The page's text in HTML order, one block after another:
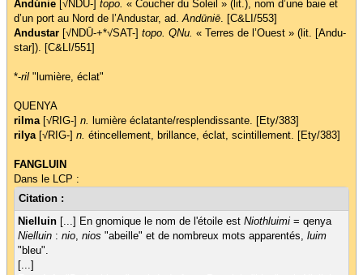
Andúnie [√NDŪ-] topo. « Coucher du Soleil » (lit.), nom d’une baie et
d’un port au Nord de l’Andustar, ad.Andūniē. [C&LI/553]
Andustar [√NDŪ-+*√SAT-] topo. QNu. « Terres de l’Ouest » (lit. [Andu-
star]). [C&LI/551]
*-ril "lumière, éclat"
QUENYA
rilma [√RIG-] n. lumière éclatante/resplendissante. [Ety/383]
rilya [√RIG-] n. étincellement, brillance, éclat, scintillement. [Ety/383]
FANGLUIN
Dans le LCP :
Citation :
Nielluin [...] En gnomique le nom de l'étoile est Niothluimi = qenya
Nielluin : nio, nios "abeille" et de nombreux mots apparentés, luim
"bleu".
[...]